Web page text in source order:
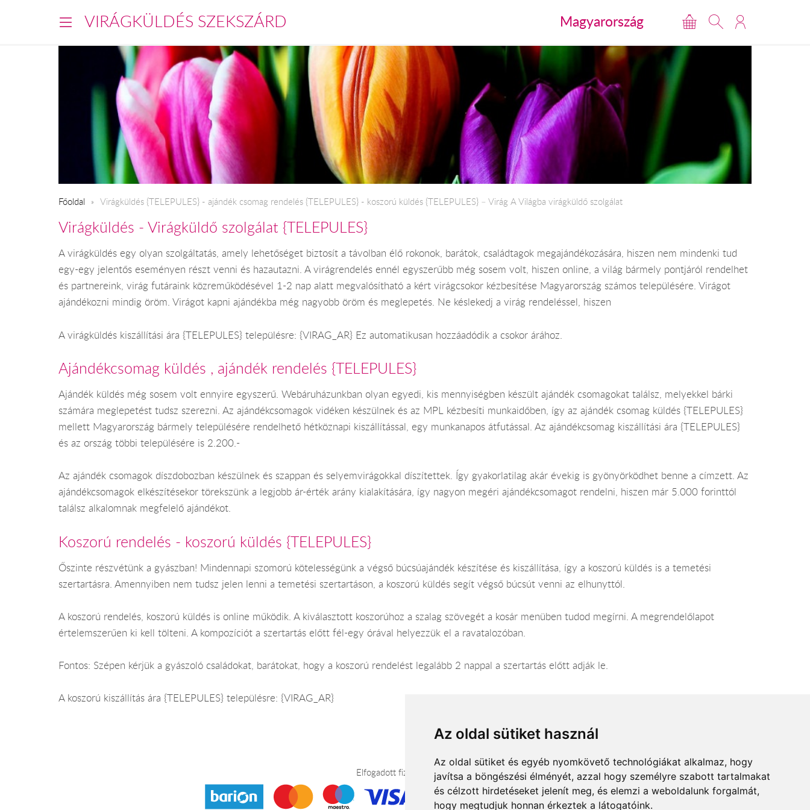
Az oldal sütiket használ
Az oldal sütiket és egyéb nyomkövető technológiákat alkalmaz, hogy
javítsa a böngészési élményét, azzal hogy személyre szabott tartalmakat
és célzott hirdetéseket jelenít meg, és elemzi a weboldalunk forgalmát,
hogy megtudjuk honnan érkeztek a látogatóink.
VIRÁGKÜLDÉS SZEKSZÁRD Magyarország
Főoldal ​Virágküldés {TELEPULES} - ajándék csomag rendelés {TELEPULES} - koszorú küldés {TELEPULES} – Virág A Világba virágküldő szolgálat
Virágküldés - Virágküldő szolgálat {TELEPULES}
A virágküldés egy olyan szolgáltatás, amely lehetőséget biztosít a távolban élő rokonok, barátok, családtagok megajándékozására, hiszen nem mindenki tud
egy-egy jelentős eseményen részt venni és hazautazni. A virágrendelés ennél egyszerűbb még sosem volt, hiszen online, a világ bármely pontjáról rendelhet
és partnereink, virág futáraink közreműködésével 1-2 nap alatt megvalósítható a kért virágcsokor kézbesítése Magyarország számos településére. Virágot
ajándékozni mindig öröm. Virágot kapni ajándékba még nagyobb öröm és meglepetés. Ne késlekedj a virág rendeléssel, hiszen
A virágküldés kiszállítási ára {TELEPULES} településre: {VIRAG_AR} Ez automatikusan hozzáadódik a csokor árához.
Ajándékcsomag küldés , ajándék rendelés {TELEPULES}
Ajándék küldés még sosem volt ennyire egyszerű. Webáruházunkban olyan egyedi, kis mennyiségben készült ajándék csomagokat találsz, melyekkel bárki
számára meglepetést tudsz szerezni. Az ajándékcsomagok vidéken készülnek és az MPL kézbesíti munkaidőben, így az ajándék csomag küldés {TELEPULES}
mellett Magyarország bármely településére rendelhető hétköznapi kiszállítással, egy munkanapos átfutással. Az ajándékcsomag kiszállítási ára {TELEPULES}
és az ország többi településére is 2.200.-
Az ajándék csomagok díszdobozban készülnek és szappan és selyemvirágokkal díszítettek. Így gyakorlatilag akár évekig is gyönyörködhet benne a címzett. Az
ajándékcsomagok elkészítésekor törekszünk a legjobb ár-érték arány kialakítására, így nagyon megéri ajándékcsomagot rendelni, hiszen már 5.000 forinttól
találsz alkalomnak megfelelő ajándékot.
Koszorú rendelés - koszorú küldés {TELEPULES}
Őszinte részvétünk a gyászban! Mindennapi szomorú kötelességünk a végső búcsúajándék készítése és kiszállítása, így a koszorú küldés is a temetési
szertartásra. Amennyiben nem tudsz jelen lenni a temetési szertartáson, a koszorú küldés segít végső búcsút venni az elhunyttól.
A koszorú rendelés, koszorú küldés is online működik. A kiválasztott koszorúhoz a szalag szövegét a kosár menüben tudod megírni. A megrendelőlapot
értelemszerűen ki kell tölteni. A kompozíciót a szertartás előtt fél-egy órával helyezzük el a ravatalozóban.
Fontos: Szépen kérjük a gyászoló családokat, barátokat, hogy a koszorú rendelést legalább 2 nappal a szertartás előtt adják le.
A koszorú kiszállítás ára {TELEPULES} településre: {VIRAG_AR}
Elfogadott fizetési módok